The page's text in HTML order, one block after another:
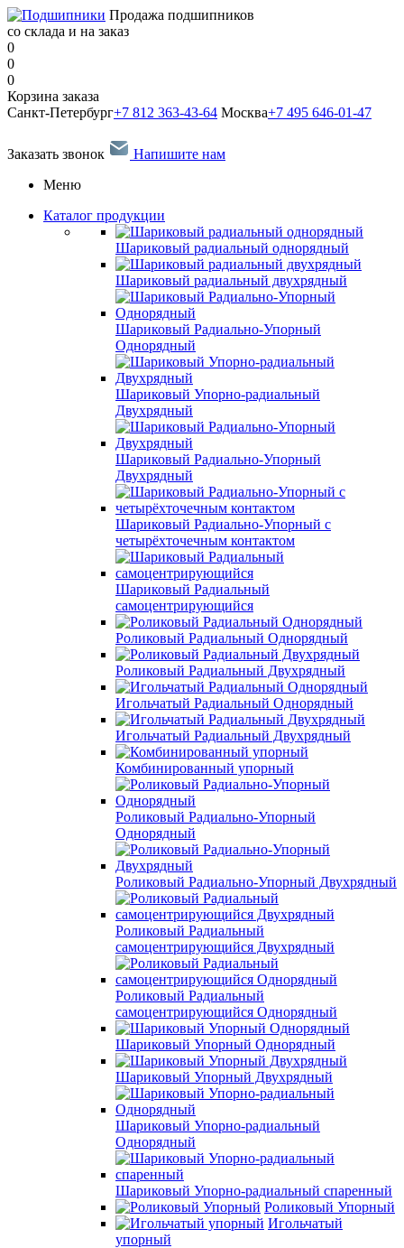
Продажа подшипников
со склада и на заказ
0
0
0
Корзина заказа
Санкт-Петербург+7 812 363-43-64 Москва+7 495 646-01-47
Заказать звонок
Напишите нам
Меню
Каталог продукции
Шариковый радиальный однорядный
Шариковый радиальный двухрядный
Шариковый Радиально-Упорный
Однорядный
Шариковый Упорно-радиальный
Двухрядный
Шариковый Радиально-Упорный
Двухрядный
Шариковый Радиально-Упорный с
четырёхточечным контактом
Шариковый Радиальный
самоцентрирующийся
Роликовый Радиальный Однорядный
Роликовый Радиальный Двухрядный
Игольчатый Радиальный Однорядный
Игольчатый Радиальный Двухрядный
Комбинированный упорный
Роликовый Радиально-Упорный
Однорядный
Роликовый Радиально-Упорный Двухрядный
Роликовый Радиальный
самоцентрирующийся Двухрядный
Роликовый Радиальный
самоцентрирующийся Однорядный
Шариковый Упорный Однорядный
Шариковый Упорный Двухрядный
Шариковый Упорно-радиальный
Однорядный
Шариковый Упорно-радиальный спаренный
Роликовый Упорный
Игольчатый
упорный